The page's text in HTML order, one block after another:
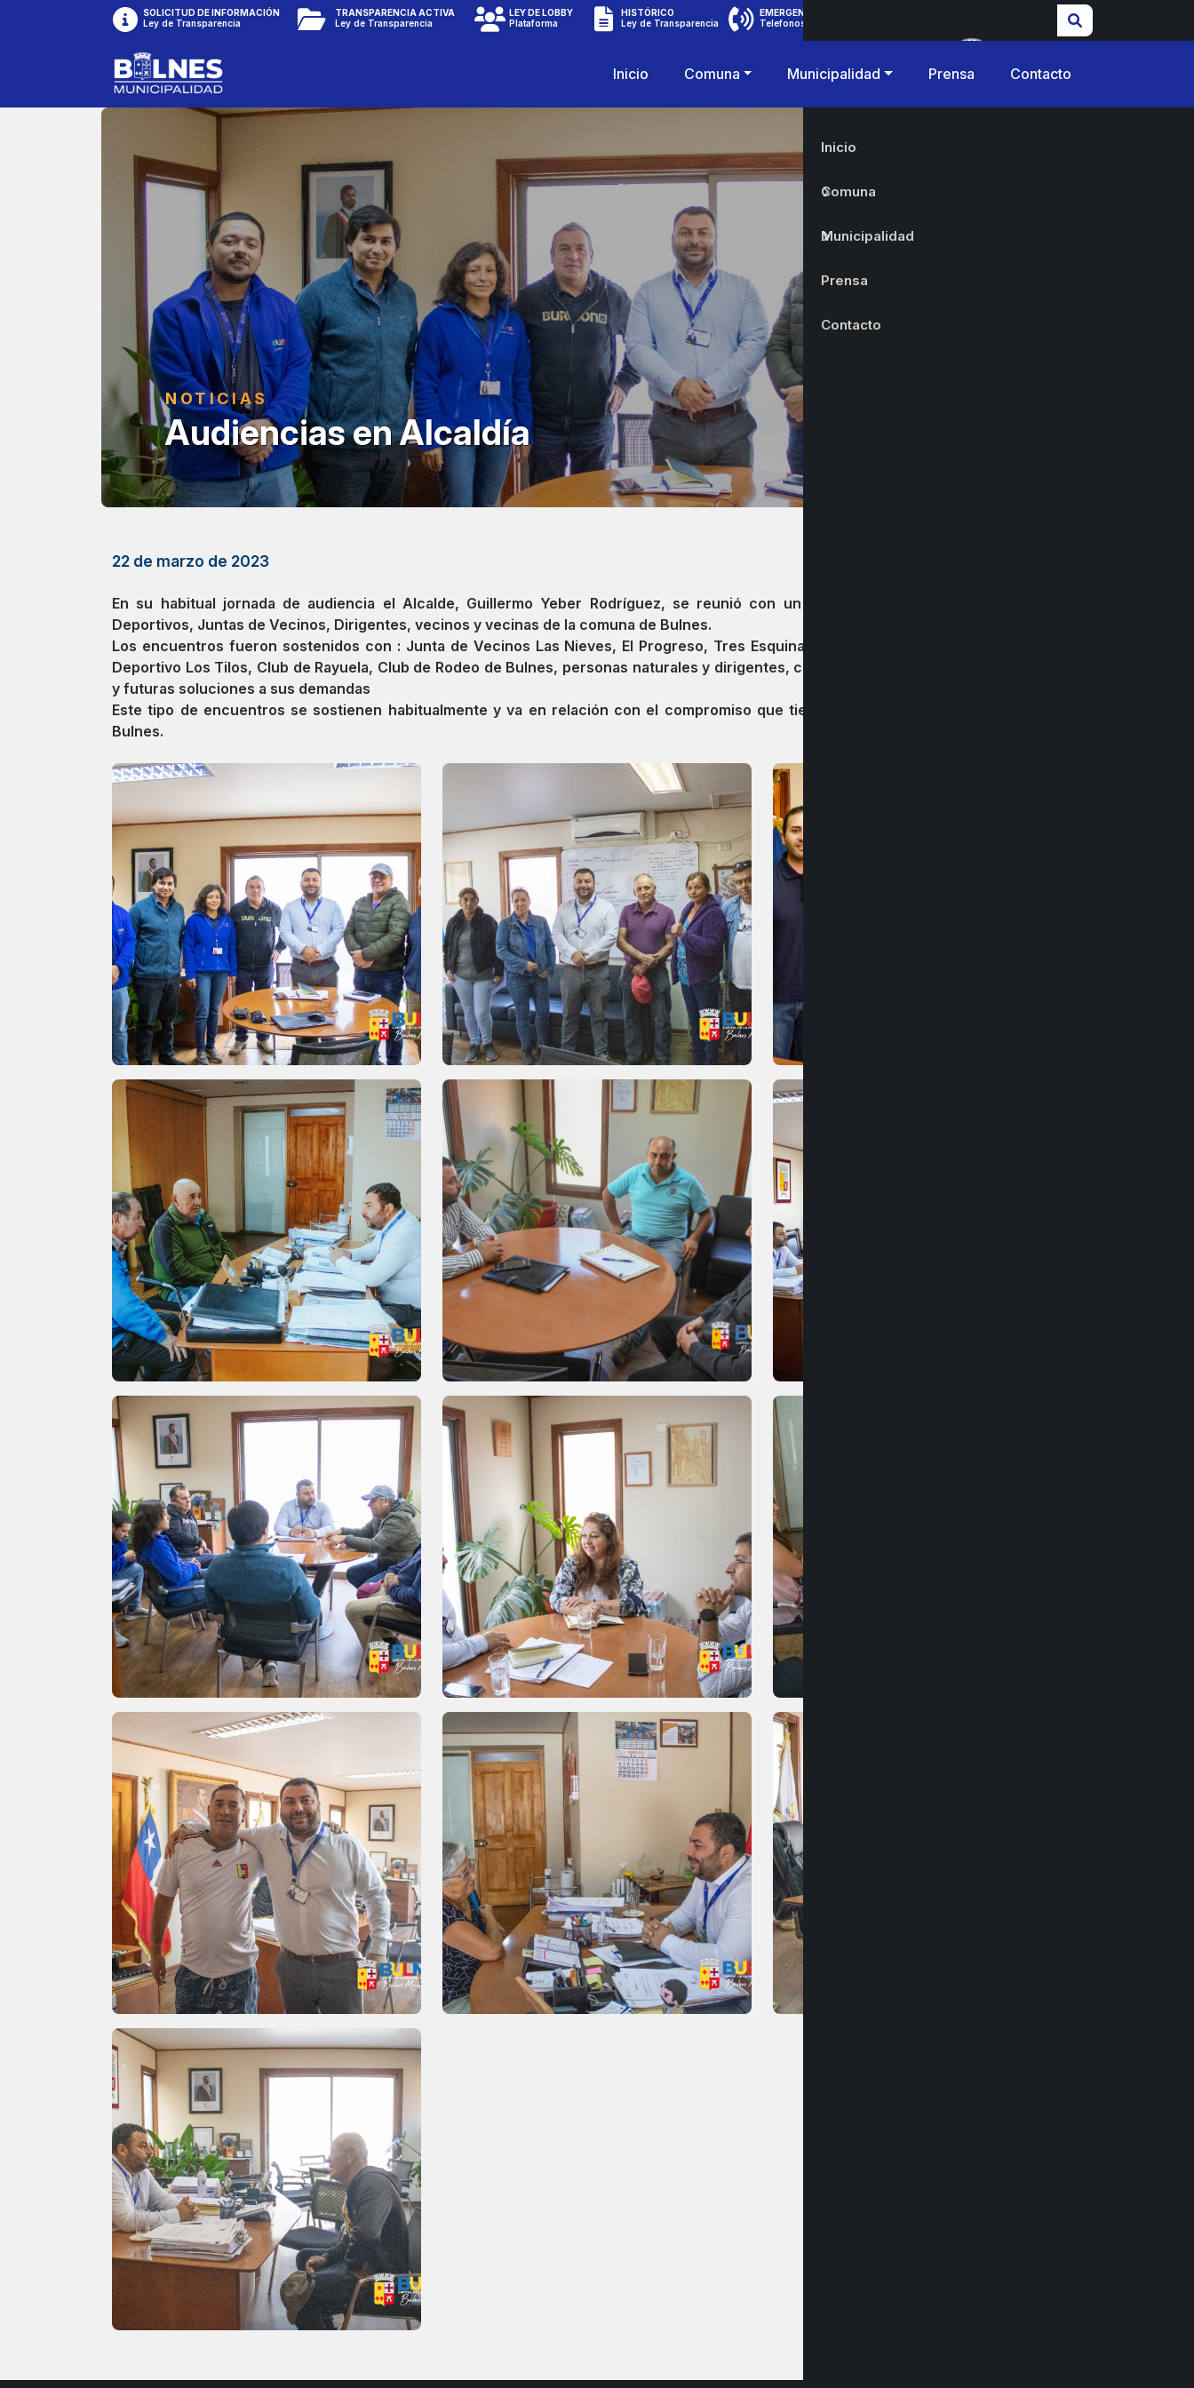
SOLICITUD DE INFORMACIÓN
Ley de Transparencia
TRANSPARENCIA ACTIVA
Ley de Transparencia
LEY DE LOBBY
Plataforma
HISTÓRICO
Ley de Transparencia
EMERGENCIAS
Telefonos
Inicio Comuna Municipalidad Prensa Contacto
NOTICIAS
Audiencias en Alcaldía
22 de marzo de 2023
En su habitual jornada de audiencia el Alcalde, Guillermo Yeber Rodríguez, se reunió con un sin número de Agrupaciones, Clubes
Deportivos, Juntas de Vecinos, Dirigentes, vecinos y vecinas de la comuna de Bulnes.
Los encuentros fueron sostenidos con : Junta de Vecinos Las Nieves, El Progreso, Tres Esquinas, Agrupación Comedor Fraterno, Club
Deportivo Los Tilos, Club de Rayuela, Club de Rodeo de Bulnes, personas naturales y dirigentes, con quienes abordaron diferentes temas
y futuras soluciones a sus demandas
Este tipo de encuentros se sostienen habitualmente y va en relación con el compromiso que tiene el municipio hacia la comunidad de
Bulnes.
Inicio
Comuna
Municipalidad
Prensa
Contacto